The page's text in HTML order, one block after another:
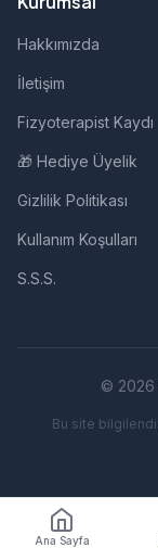
Hakkımızda
İletişim
Fizyoterapist Kaydı
🎁 Hediye Üyelik
Gizlilik Politikası
Kullanım Koşulları
S.S.S.
© 2026
Bu site
Ana Sayfa